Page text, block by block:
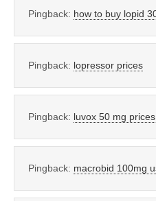
Pingback: how to buy lopid
Pingback: lopressor prices
Pingback: luvox 50 mg prices
Pingback: macrobid 100mg